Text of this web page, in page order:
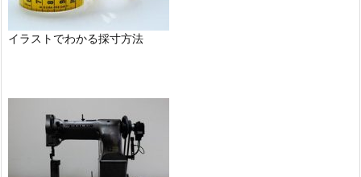
イラストでわかる採寸方法